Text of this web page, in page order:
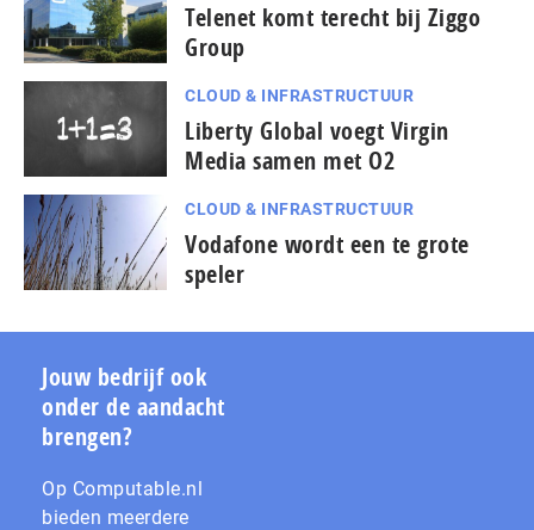
Telenet komt terecht bij Ziggo
Group
CLOUD & INFRASTRUCTUUR
Liberty Global voegt Virgin
Media samen met O2
CLOUD & INFRASTRUCTUUR
Vodafone wordt een te grote
speler
Jouw bedrijf ook
onder de aandacht
brengen?
Op Computable.nl
bieden meerdere